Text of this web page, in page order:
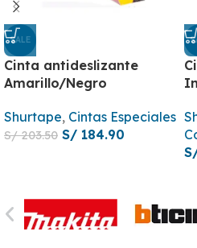
SALE
Cinta antideslizante
Amarillo/Negro
Shurtape, Cintas Especiales
S/203.50 S/ 184.90